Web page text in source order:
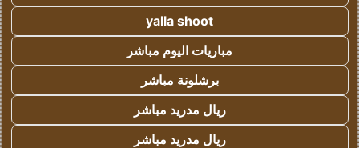
yalla shoot
مباريات اليوم مباشر
برشلونة مباشر
ريال مدريد مباشر
ريال مدريد مباشر